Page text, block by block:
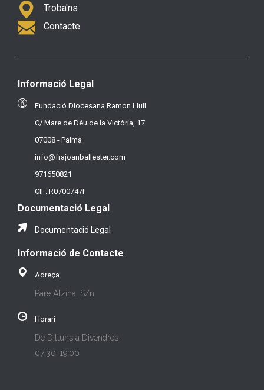
Troba'ns
Contacte
Informació Legal
Fundació Diocesana Ramon Llull
C/ Mare de Déu de la Victòria, 17
07008 - Palma
info@frajoanballester.com
971650821
CIF: R0700747I
Documentació Legal
Documentació Legal
Informació de Contacte
Adreça
Pare Alzina, S/n
Horari
De Dilluns a Divendres
07:30-19:00